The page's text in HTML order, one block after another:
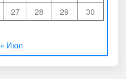
27 28 29
30
« Июл